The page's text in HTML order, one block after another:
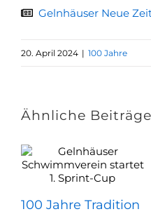
Gelnhäuser Neue
20. April 2024 | 100 Jahre
Ähnliche Beiträge
100 Jahre Tradition